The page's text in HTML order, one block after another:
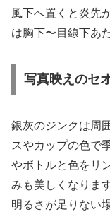
風下へ置くと炎先
は胸下〜目線下あ
写真映えのセ
銀灰のジンクは周
スやカップの色で
やボトルと色をリ
みも美しくなります
明るさが足りない